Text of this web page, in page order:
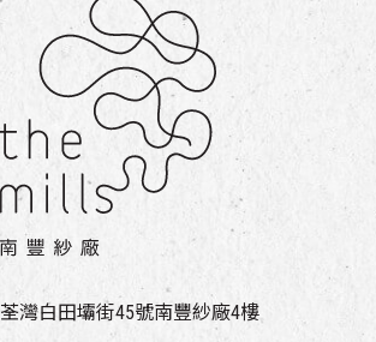
荃灣白田壩街45號南豐紗廠4樓